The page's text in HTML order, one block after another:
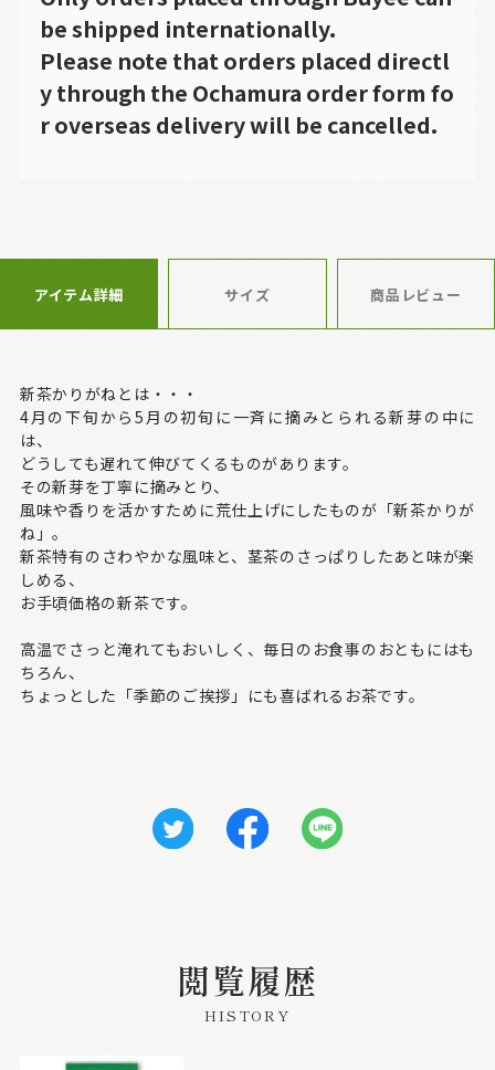
be shipped internationally.
Please note that orders placed directl
y through the Ochamura order form fo
r overseas delivery will be cancelled.
アイテム詳細 サイズ 商品レビュー
新茶かりがねとは・・・
4月の下旬から5月の初旬に一斉に摘みとられる新芽の中に
は、
どうしても遅れて伸びてくるものがあります。
その新芽を丁寧に摘みとり、
風味や香りを活かすために荒仕上げにしたものが「新茶かりが
ね」。
新茶特有のさわやかな風味と、茎茶のさっぱりしたあと味が楽
しめる、
お手頃価格の新茶です。
高温でさっと淹れてもおいしく、毎日のお食事のおともにはも
ちろん、
ちょっとした「季節のご挨拶」にも喜ばれるお茶です。
閲覧履歴
HISTORY